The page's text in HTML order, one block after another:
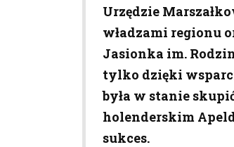
Urzędzie
władzami regionu
Jasionka im.
tylko dzięki
była w stanie
holenderskim
sukces.